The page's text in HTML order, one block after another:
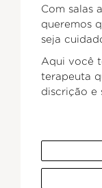
Com salas
queremos
seja
Aqui você
terapeuta
discrição e